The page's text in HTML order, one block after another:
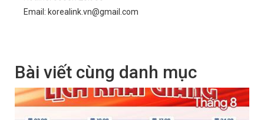
Email: korealink.vn@gmail.com
Bài viết cùng danh mục